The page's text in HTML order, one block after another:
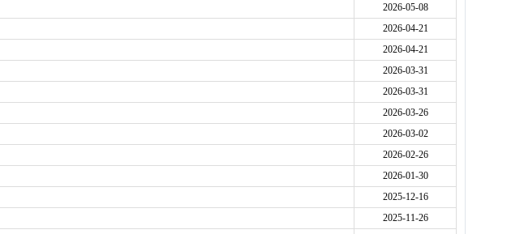
2026-05-08
2026-04-21
2026-04-21
2026-03-31
2026-03-31
2026-03-26
2026-03-02
2026-02-26
2026-01-30
2025-12-16
2025-11-26